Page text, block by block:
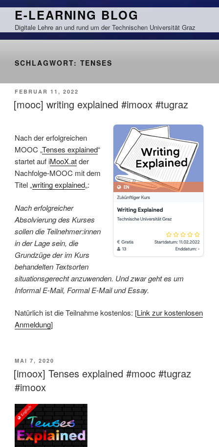
Zum
springen
E-LEARNING BLOG
Digitale Lehre an und rund um der Technischen Universität Graz
SCHLAGWORT: TENSES
VERÖFFENTLICHT
AM
FEBRUAR 11, 2022
[mooc] writing explained #imoox #tugraz
Nach der erfolgreichen
MOOC „Tenses explained“
startet auf iMooX.atder
Nachfolge-MOOC mit dem
Titel „writing explained„:
Nach erfolgreicher
Absolvierung des Kurses
sollen die Teilnehmer:innen
in der Lage sein, die
Grundzüge der im Kurs
behandelten Textsorten
situationsgerecht anzuwenden. Und zwar geht es um
Informal E-Mail, Formal E-Mail und Essay.
Natürlich ist die Teilnahme kostenlos: [Link zur kostenlosen
Anmeldung]
VERÖFFENTLICHT
AM
MAI 7, 2020
[imoox] Tenses explained #mooc #tugraz
#imoox